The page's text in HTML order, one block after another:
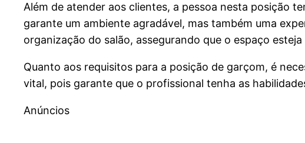
Além de atender aos clientes, a pessoa nesta posição
garante um ambiente agradável, mas também uma
organização do salão, assegurando que o espaço
Quanto aos requisitos para a posição de garçom, é
vital, pois garante que o profissional tenha as
Anúncios